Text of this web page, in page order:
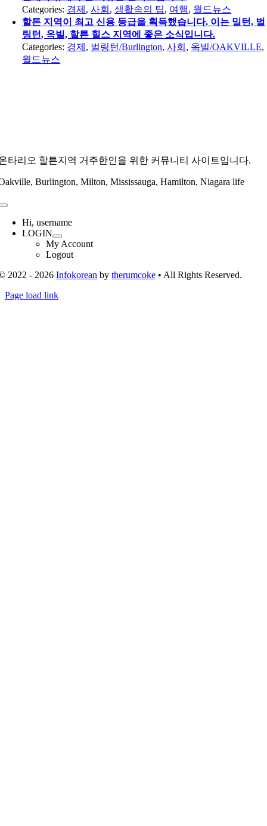
Categories: 경제 ,사회 ,생활속의 팁, 여행, 월드뉴스
할튼 지역이 최고 신용 등급을 획득했습니다. 이는 밀턴, 벌
링턴, 옥빌, 할튼 힐스 지역에 좋은 소식입니다.
Categories: 경제 , 벌링턴/Burlington,사회 , 옥빌/OAKVILLE,
월드뉴스
타리오 할튼지역 거주한인을 위한 커뮤니티 사이트입니다.
Burlington, Milton, Mississauga, Hamilton, Niagara life
Toggle
NavigationHi, username
LOGIN
My Account
Logout
2022 - 2026Infokorean bytherumcoke • All Rights Reserved.
Toggle
Page load link